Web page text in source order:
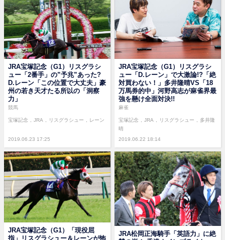
JRA宝塚記念（G1）リスグラシ
ュー「2番手」の”予兆”あった?
D.レーン「この位置で大丈夫」豪
州の若き天才たる所以の「洞察
力」
2019.06.23 17:25
競馬
宝塚記念 JRA リスグラシュー レーン
JRA宝塚記念（G1）リスグラシ
ュー「D.レーン」で大激論!?「絶
対買わない！」多井隆晴VS「18
万馬券的中」河野高志が麻雀界最
強を懸け全面対決!!
2019.06.22 18:14
麻雀
宝塚記念 JRA リスグラシュー
多井隆
晴
JRA宝塚記念（G1）「現役屈
指」リスグラシュー＆レーンが怖
JRA松岡正海騎手「英語力」に絶